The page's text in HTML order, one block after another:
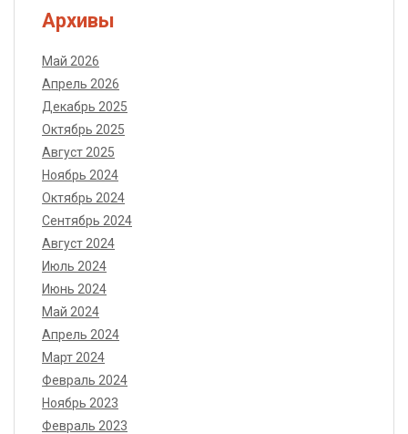
Архивы
Май 2026
Апрель 2026
Декабрь 2025
Октябрь 2025
Август 2025
Ноябрь 2024
Октябрь 2024
Сентябрь 2024
Август 2024
Июль 2024
Июнь 2024
Май 2024
Апрель 2024
Март 2024
Февраль 2024
Ноябрь 2023
Февраль 2023